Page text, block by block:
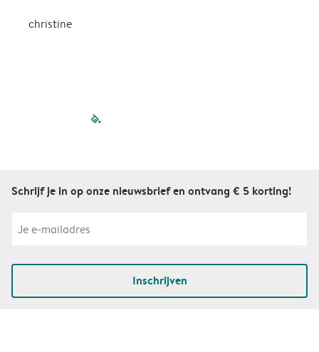
christine
filled-pagination
Schrijf je in op onze nieuwsbrief en ontvang € 5 korting!
Inschrijven